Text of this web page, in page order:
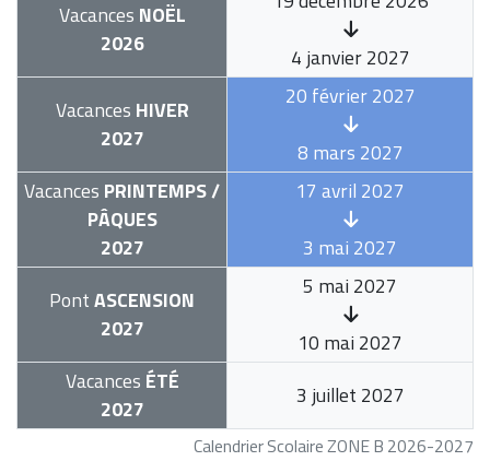
Calendrier Scolaire ZONE B 2026-2027
Vacances NOËL
2026
4 janvier 2027
Vacances HIVER
2027
20 février 2027
8 mars 2027
Vacances PRINTEMPS /
PÂQUES
2027
17 avril 2027
3 mai 2027
PontASCENSION
2027
5 mai 2027
10 mai 2027
Vacances ÉTÉ
2027
3 juillet 2027